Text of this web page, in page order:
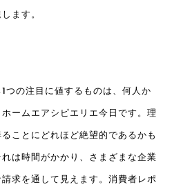
ます。
つの注目に値するものは、何人か
ホームエアシピエリエ今日です。理
ことにどれほど絶望的であるかも
は時間がかかり、さまざまな企業
求を通して見えます。消費者レポ